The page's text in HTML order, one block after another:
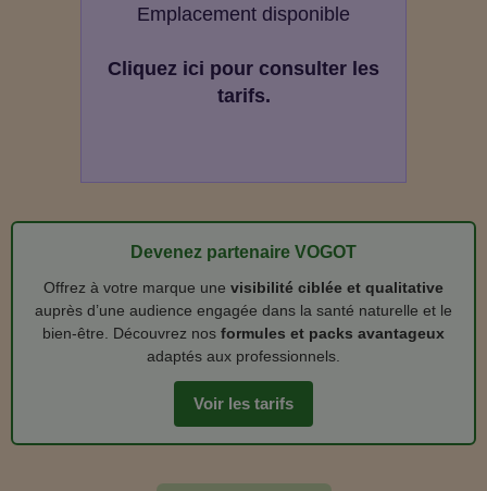
Emplacement disponible
Cliquez ici pour consulter les
tarifs.
Devenez partenaire VOGOT
Offrez à votre marque une visibilité ciblée et qualitative
auprès d’une audience engagée dans la santé naturelle et le
bien‑être. Découvrez nos formules et packs avantageux
adaptés aux professionnels.
Voir les tarifs